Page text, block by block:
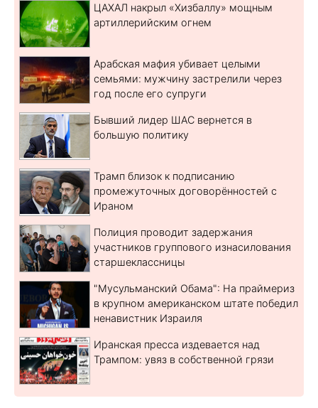
ЦАХАЛ накрыл «Хизбаллу» мощным
артиллерийским огнем
Арабская мафия убивает целыми
семьями: мужчину застрелили через
год после его супруги
Бывший лидер ШАС вернется в
большую политику
Трамп близок к подписанию
промежуточных договорённостей с
Ираном
Полиция проводит задержания
участников группового изнасилования
старшеклассницы
"Мусульманский Обама": На праймериз
в крупном американском штате победил
ненавистник Израиля
Иранская пресса издевается над
Трампом: увяз в собственной грязи